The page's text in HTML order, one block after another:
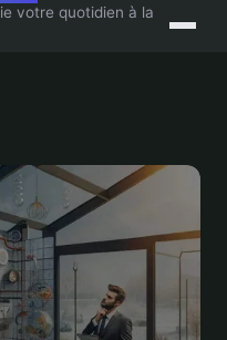
votre quotidien à la